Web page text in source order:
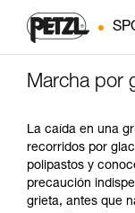
Marcha por
La caída en una
recorridos por
polipastos y
precaución
grieta, antes que